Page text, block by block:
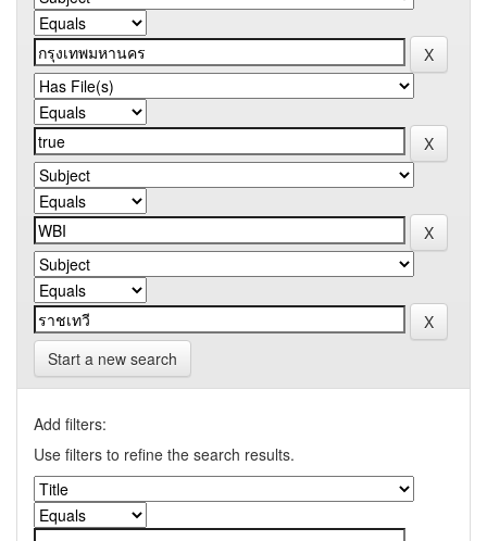
Start a new search
Add filters:
Use filters to refine the search results.